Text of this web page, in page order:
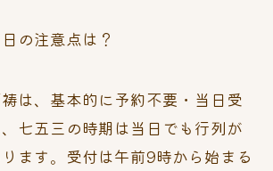
の注意点は？
は、基本的に予約不要・当日受
七五三の時期は当日でも行列が
ます。受付は午前9時から始まる